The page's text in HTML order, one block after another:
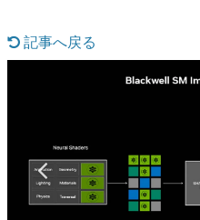
なんでゲーム
ゲーム開発者・
「経験値」「裏技
の起源や用法の変遷
イニーP氏が徹底調
記事へ戻る